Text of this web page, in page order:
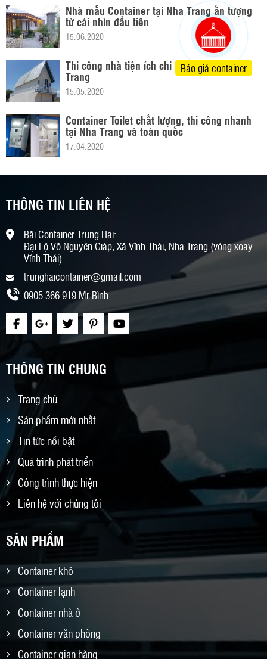
Nhà mẫu Container tại Nha Trang ấn tượng
từ cái nhìn đầu tiên
15.06.2020
Thi công nhà tiện ích chi phí thấp tại Nha
Trang
15.05.2020
Container Toilet chất lượng, thi công nhanh
tại Nha Trang và toàn quốc
17.04.2020
THÔNG TIN LIÊN HỆ
Bãi Container Trung Hải:
Đại Lộ Võ Nguyên Giáp, Xã Vĩnh Thái, Nha Trang (vòng xoay
Vĩnh Thái)
trunghaicontainer@gmail.com
0905 366 919 Mr Bình
THÔNG TIN CHUNG
Trang chủ
Sản phẩm mới nhất
Tin tức nổi bật
Quá trình phát triển
Công trình thực hiện
Liên hệ với chúng tôi
SẢN PHẨM
Container khô
Container lạnh
Container nhà ở
Container văn phòng
Container gian hàng
Báo giá container